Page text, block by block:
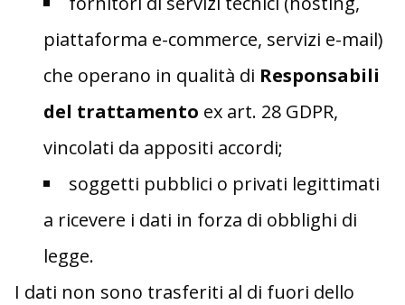
piattaforma e-commerce, servizi e-mail)
che operano in qualità di Responsabili
del trattamento ex art. 28 GDPR,
vincolati da appositi accordi;
soggetti pubblici o privati legittimati
a ricevere i dati in forza di obblighi di
legge.
I dati non sono trasferiti al di fuori dello